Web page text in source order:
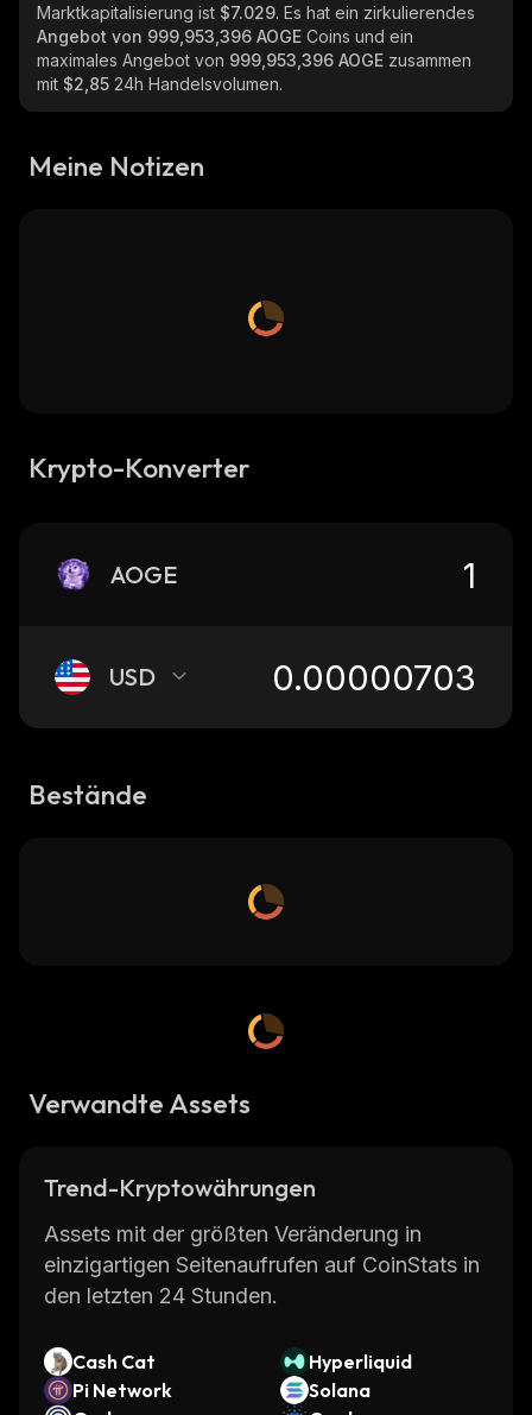
Marktkapitalisierung ist $7.029. Es hat ein zirkulierendes
Angebot von 999,953,396 AOGE Coins und ein
maximales Angebot von 999,953,396 AOGE zusammen
mit $2,85 24h Handelsvolumen.
Meine Notizen
Krypto-Konverter
AOGE
USD
Bestände
Verwandte Assets
Trend-Kryptowährungen
Assets mit der größten Veränderung in
einzigartigen Seitenaufrufen auf CoinStats in
den letzten 24 Stunden.
Cash Cat
Hyperliquid
Pi Network
Solana